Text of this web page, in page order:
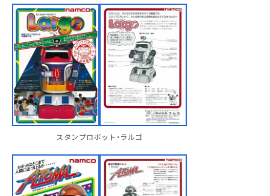
スタンプロボット・ラルゴ